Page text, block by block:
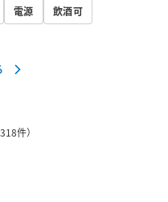
クのスペースとしてもご活
のご利用も安心です。
ます。地下駐車場からも直
ズです。
ます為、接続はご自身の責
ルにてご案内いたします。
電源
飲酒可
318件）